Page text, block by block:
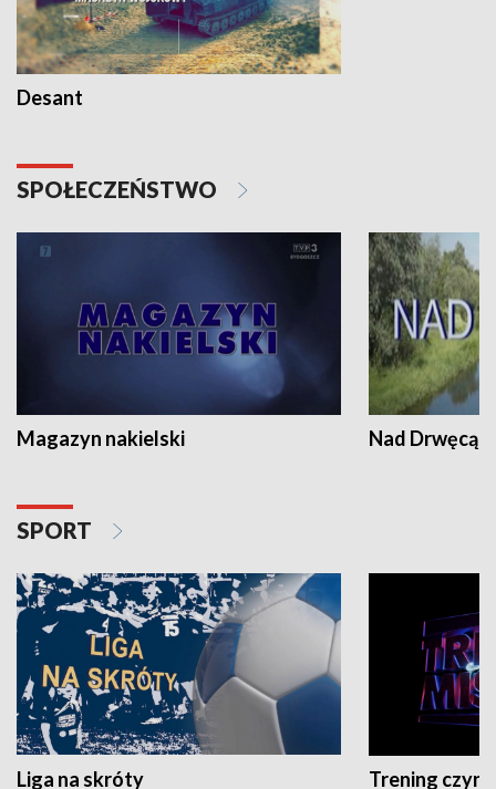
Desant
SPOŁECZEŃSTWO
Magazyn nakielski Nad Drwęcą
SPORT
Liga na skróty Trening czyni